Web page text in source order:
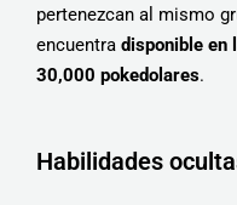
pertenezcan al mismo
encuentra disponible en
30,000 pokedolares.
Habilidades